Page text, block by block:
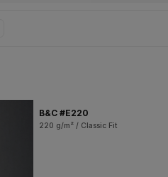
B&C #E220
220 g/m² / Classic Fit